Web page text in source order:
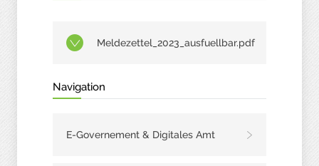
Meldezettel_2023_ausfuellbar.pdf
Navigation
E-Governement & Digitales Amt